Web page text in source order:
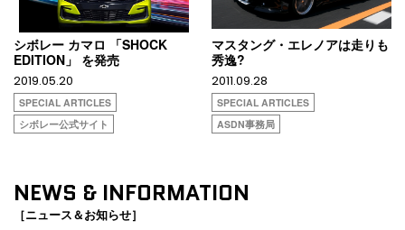
シボレー カマロ 「SHOCK
EDITION」 を発売
2019.05.20
SPECIAL ARTICLES
シボレー公式サイト
マスタング・エレノアは走りも
秀逸?
2011.09.28
SPECIAL ARTICLES
ASDN事務局
NEWS & INFORMATION
［ニュース＆お知らせ］